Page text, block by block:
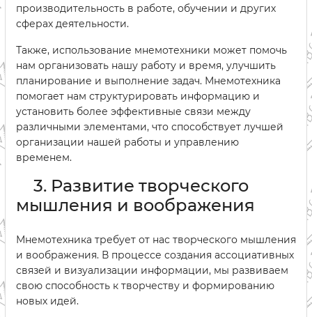
производительность в работе, обучении и других
сферах деятельности.
Также, использование мнемотехники может помочь
нам организовать нашу работу и время, улучшить
планирование и выполнение задач. Мнемотехника
помогает нам структурировать информацию и
установить более эффективные связи между
различными элементами, что способствует лучшей
организации нашей работы и управлению
временем.
3. Развитие творческого
мышления и воображения
Мнемотехника требует от нас творческого мышления
и воображения. В процессе создания ассоциативных
связей и визуализации информации, мы развиваем
свою способность к творчеству и формированию
новых идей.